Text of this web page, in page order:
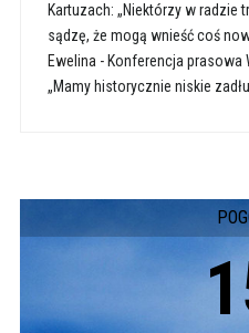
Kartuzach: „Niektórzy w radzie
sądzę, że mogą wnieść coś
Ewelina - Konferencja prasowa
„Mamy historycznie niskie